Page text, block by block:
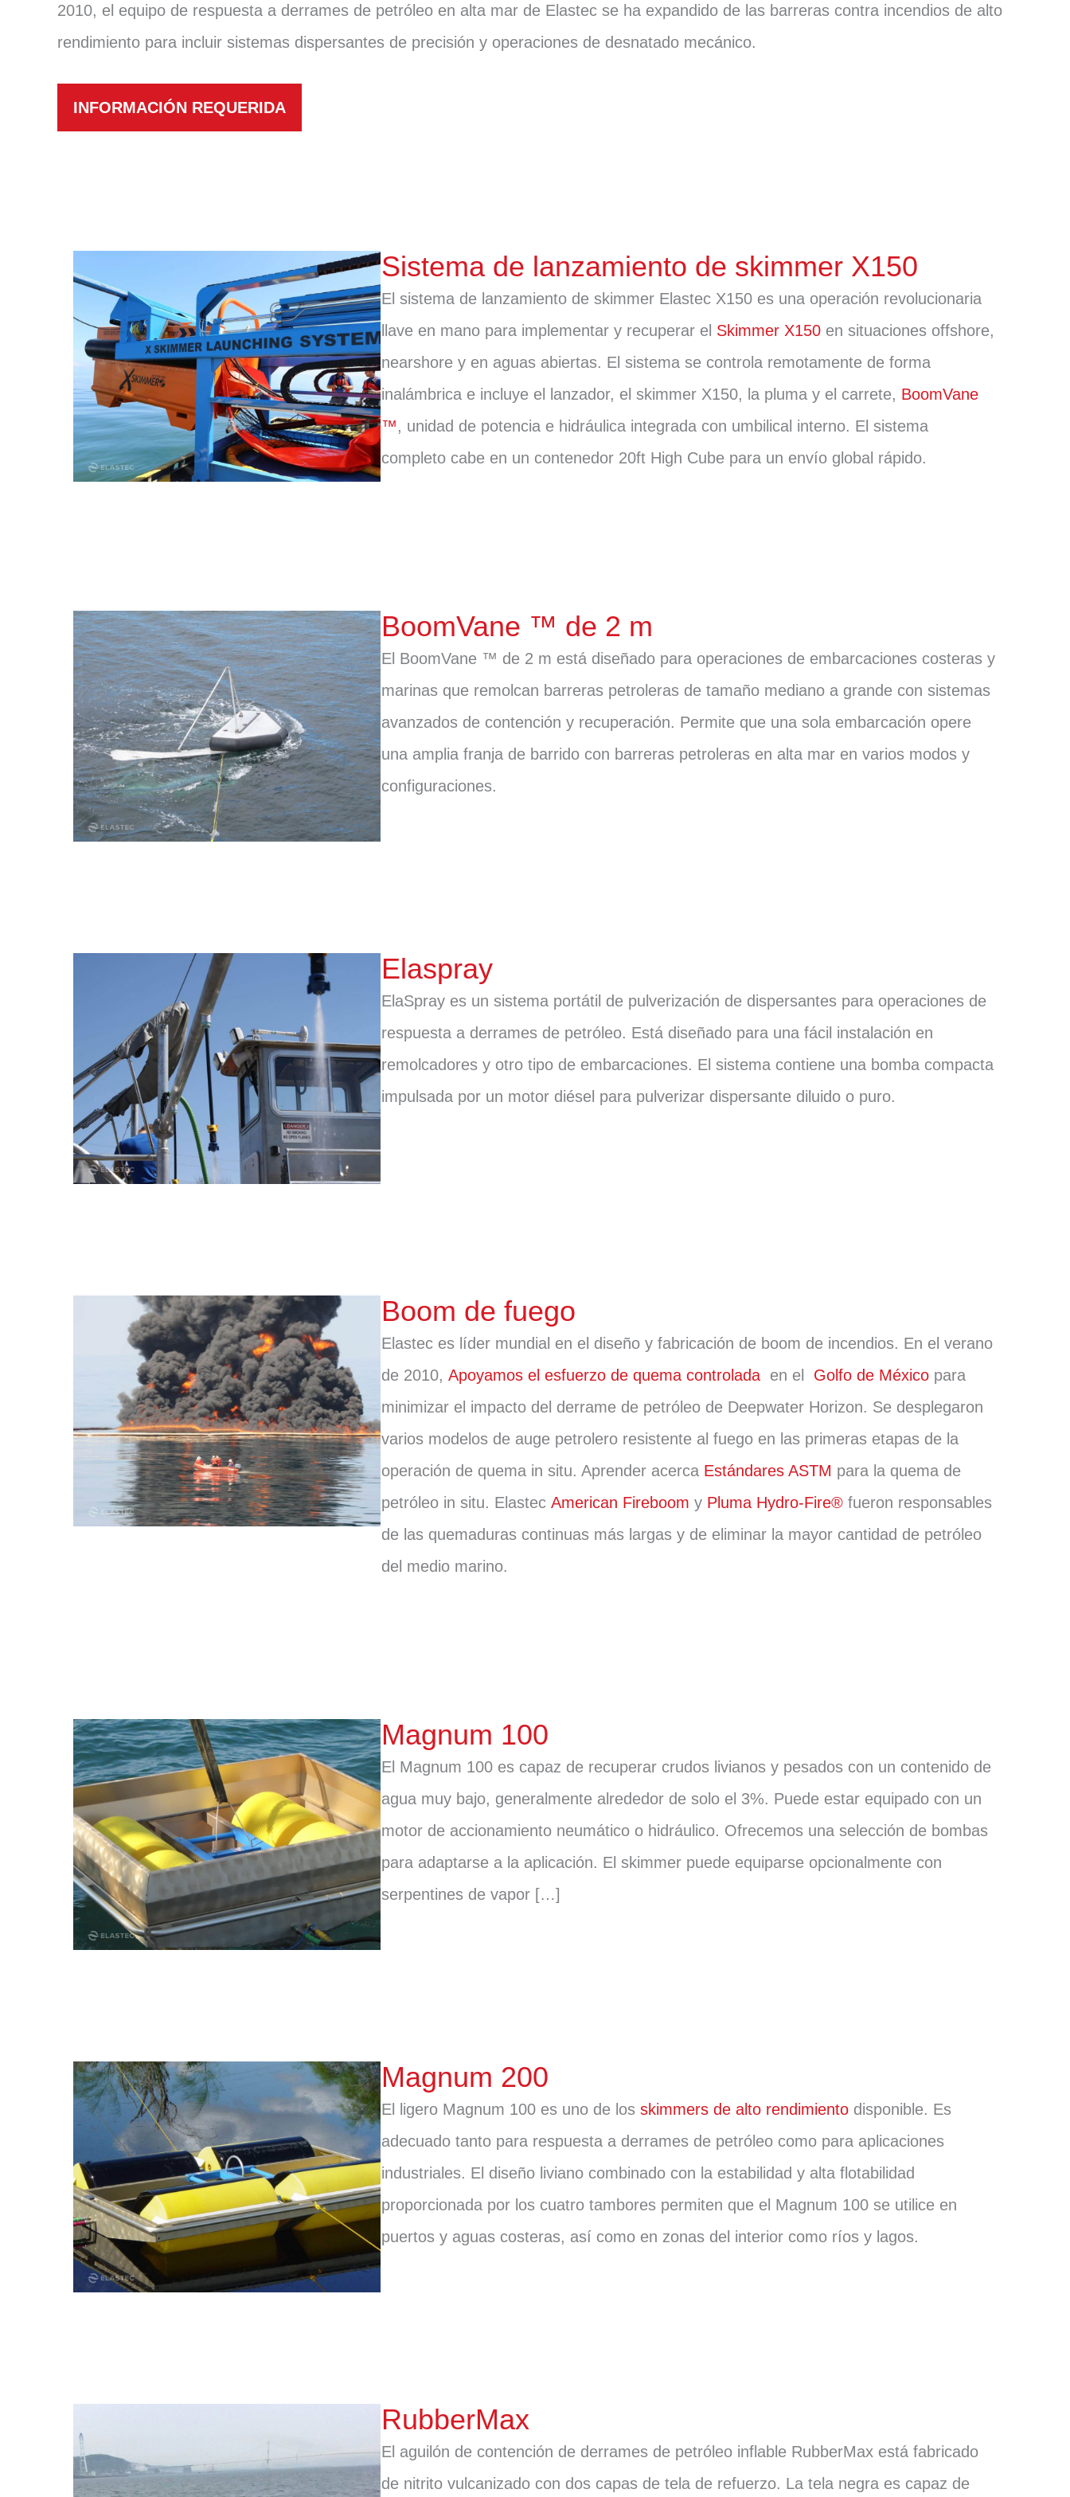
2010, el equipo de respuesta a derrames de petróleo en alta mar de Elastec se ha expandido de las barreras contra incendios de alto
rendimiento para incluir sistemas dispersantes de precisión y operaciones de desnatado mecánico.
INFORMACIÓN REQUERIDA
Sistema de lanzamiento de skimmer X150
El sistema de lanzamiento de skimmer Elastec X150 es una operación revolucionaria
llave en mano para implementar y recuperar el Skimmer X150en situaciones offshore,
nearshore y en aguas abiertas. El sistema se controla remotamente de forma
inalámbrica e incluye el lanzador, el skimmer X150, la pluma y el carrete, BoomVane
™, unidad de potencia e hidráulica integrada con umbilical interno. El sistema
completo cabe en un contenedor 20ft High Cube para un envío global rápido.
BoomVane ™ de 2 m
El BoomVane ™ de 2 m está diseñado para operaciones de embarcaciones costeras y
marinas que remolcan barreras petroleras de tamaño mediano a grande con sistemas
avanzados de contención y recuperación. Permite que una sola embarcación opere
una amplia franja de barrido con barreras petroleras en alta mar en varios modos y
configuraciones.
Elaspray
ElaSpray es un sistema portátil de pulverización de dispersantes para operaciones de
respuesta a derrames de petróleo. Está diseñado para una fácil instalación en
remolcadores y otro tipo de embarcaciones. El sistema contiene una bomba compacta
impulsada por un motor diésel para pulverizar dispersante diluido o puro.
Boom de fuego
Elastec es líder mundial en el diseño y fabricación de boom de incendios. En el verano
de 2010, Apoyamos el esfuerzo de quema controladaen el Golfo de Méxicopara
minimizar el impacto del derrame de petróleo de Deepwater Horizon. Se desplegaron
varios modelos de auge petrolero resistente al fuego en las primeras etapas de la
operación de quema in situ. Aprender acerca Estándares ASTM para la quema de
petróleo in situ. Elastec American Fireboom y Pluma Hydro-Fire®fueron responsables
de las quemaduras continuas más largas y de eliminar la mayor cantidad de petróleo
del medio marino.
Magnum 100
El Magnum 100 es capaz de recuperar crudos livianos y pesados ​​con un contenido de
agua muy bajo, generalmente alrededor de solo el 3%. Puede estar equipado con un
motor de accionamiento neumático o hidráulico. Ofrecemos una selección de bombas
para adaptarse a la aplicación. El skimmer puede equiparse opcionalmente con
serpentines de vapor […]
Magnum 200
El ligero Magnum 100 es uno de los skimmers de alto rendimientodisponible. Es
adecuado tanto para respuesta a derrames de petróleo como para aplicaciones
industriales. El diseño liviano combinado con la estabilidad y alta flotabilidad
proporcionada por los cuatro tambores permiten que el Magnum 100 se utilice en
puertos y aguas costeras, así como en zonas del interior como ríos y lagos.
RubberMax
El aguilón de contención de derrames de petróleo inflable RubberMax está fabricado
de nitrito vulcanizado con dos capas de tela de refuerzo. La tela negra es capaz de